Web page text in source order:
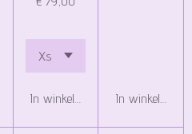
In winkelwagen In winkelwagen